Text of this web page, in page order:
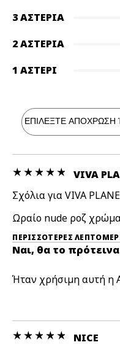
3 ΑΣΤΈΡΙΑ
2 ΑΣΤΈΡΙΑ
1 ΑΣΤΈΡΙ
VIVA
Σχόλια για VIVA
Ωραίο nude ροζ
ΠΕΡΙΣΣΌΤΕΡΕΣ
Ναι, θα το
Ήταν χρήσιμη αυτή η
NICE